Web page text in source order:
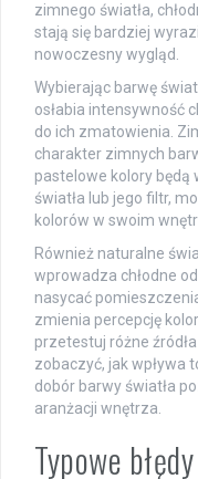
zimnego światła,
stają się bardziej
nowoczesny wygląd.
Wybierając barwę
osłabia intensywność
do ich zmatowienia.
charakter zimnych
pastelowe kolory będą
światła lub jego filtr,
kolorów w swoim
Również naturalne
wprowadza chłodne
nasycać
zmienia percepcję
przetestuj różne
zobaczyć, jak wpływa
dobór barwy światła
aranżacji wnętrza.
Typowe